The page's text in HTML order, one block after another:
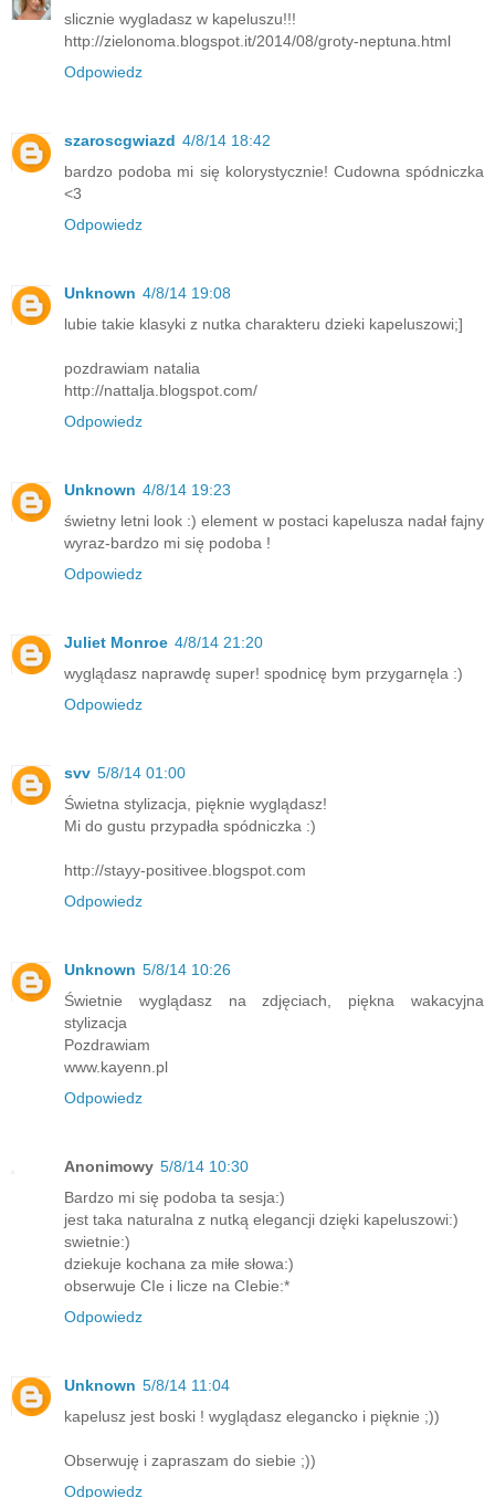
slicznie wygladasz w kapeluszu!!!
http://zielonoma.blogspot.it/2014/08/groty-neptuna.html
Odpowiedz
szaroscgwiazd 4/8/14 18:42
bardzo podoba mi się kolorystycznie! Cudowna spódniczka
<3
Odpowiedz
Unknown 4/8/14 19:08
lubie takie klasyki z nutka charakteru dzieki kapeluszowi;]
pozdrawiam natalia
http://nattalja.blogspot.com/
Odpowiedz
Unknown 4/8/14 19:23
świetny letni look :) element w postaci kapelusza nadał fajny
wyraz-bardzo mi się podoba !
Odpowiedz
Juliet Monroe 4/8/14 21:20
wyglądasz naprawdę super! spodnicę bym przygarnęla :)
Odpowiedz
svv 5/8/14 01:00
Świetna stylizacja, pięknie wyglądasz!
Mi do gustu przypadła spódniczka :)
http://stayy-positivee.blogspot.com
Odpowiedz
Unknown 5/8/14 10:26
Świetnie wyglądasz na zdjęciach, piękna wakacyjna
stylizacja
Pozdrawiam
www.kayenn.pl
Odpowiedz
Anonimowy 5/8/14 10:30
Bardzo mi się podoba ta sesja:)
jest taka naturalna z nutką elegancji dzięki kapeluszowi:)
swietnie:)
dziekuje kochana za miłe słowa:)
obserwuje CIe i licze na CIebie:*
Odpowiedz
Unknown 5/8/14 11:04
kapelusz jest boski ! wyglądasz elegancko i pięknie ;))
Obserwuję i zapraszam do siebie ;))
Odpowiedz